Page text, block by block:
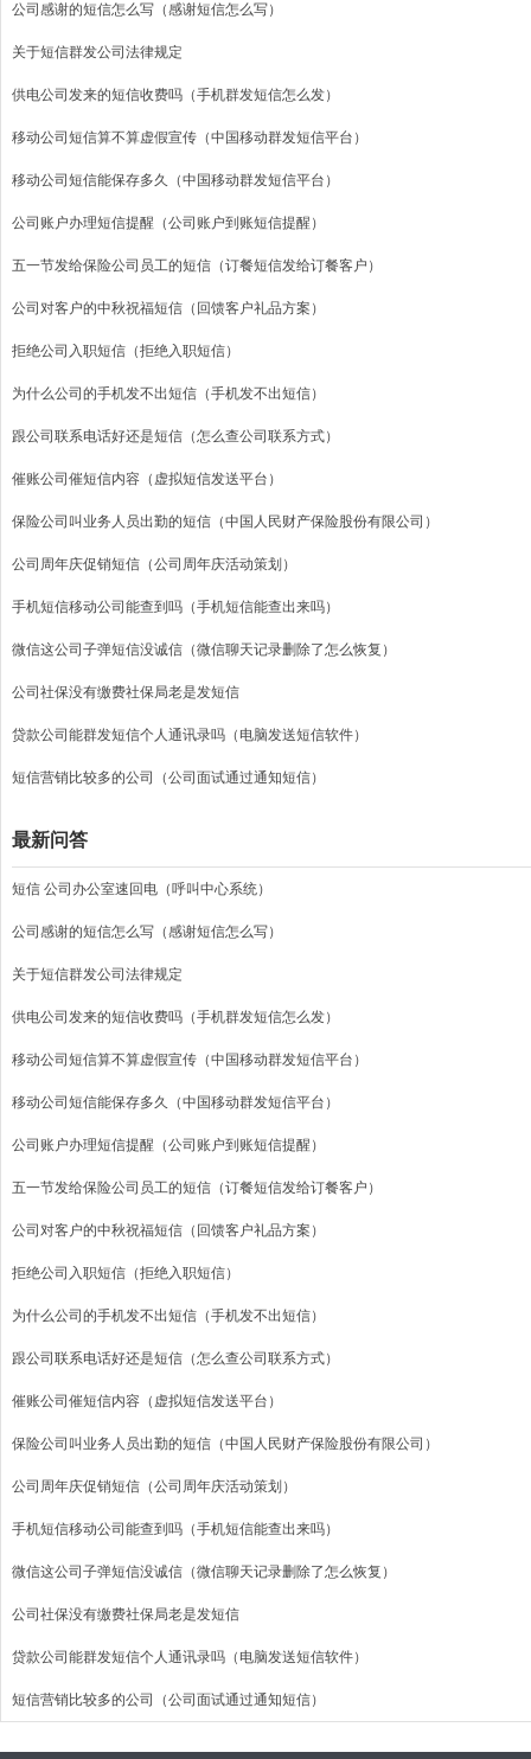
公司感谢的短信怎么写（感谢短信怎么写）
关于短信群发公司法律规定
供电公司发来的短信收费吗（手机群发短信怎么发）
移动公司短信算不算虚假宣传（中国移动群发短信平台）
移动公司短信能保存多久（中国移动群发短信平台）
公司账户办理短信提醒（公司账户到账短信提醒）
五一节发给保险公司员工的短信（订餐短信发给订餐客户）
公司对客户的中秋祝福短信（回馈客户礼品方案）
拒绝公司入职短信（拒绝入职短信）
为什么公司的手机发不出短信（手机发不出短信）
跟公司联系电话好还是短信（怎么查公司联系方式）
催账公司催短信内容（虚拟短信发送平台）
保险公司叫业务人员出勤的短信（中国人民财产保险股份有限公司）
公司周年庆促销短信（公司周年庆活动策划）
手机短信移动公司能查到吗（手机短信能查出来吗）
微信这公司子弹短信没诚信（微信聊天记录删除了怎么恢复）
公司社保没有缴费社保局老是发短信
贷款公司能群发短信个人通讯录吗（电脑发送短信软件）
短信营销比较多的公司（公司面试通过通知短信）
最新问答
短信 公司办公室速回电（呼叫中心系统）
公司感谢的短信怎么写（感谢短信怎么写）
关于短信群发公司法律规定
供电公司发来的短信收费吗（手机群发短信怎么发）
移动公司短信算不算虚假宣传（中国移动群发短信平台）
移动公司短信能保存多久（中国移动群发短信平台）
公司账户办理短信提醒（公司账户到账短信提醒）
五一节发给保险公司员工的短信（订餐短信发给订餐客户）
公司对客户的中秋祝福短信（回馈客户礼品方案）
拒绝公司入职短信（拒绝入职短信）
为什么公司的手机发不出短信（手机发不出短信）
跟公司联系电话好还是短信（怎么查公司联系方式）
催账公司催短信内容（虚拟短信发送平台）
保险公司叫业务人员出勤的短信（中国人民财产保险股份有限公司）
公司周年庆促销短信（公司周年庆活动策划）
手机短信移动公司能查到吗（手机短信能查出来吗）
微信这公司子弹短信没诚信（微信聊天记录删除了怎么恢复）
公司社保没有缴费社保局老是发短信
贷款公司能群发短信个人通讯录吗（电脑发送短信软件）
短信营销比较多的公司（公司面试通过通知短信）